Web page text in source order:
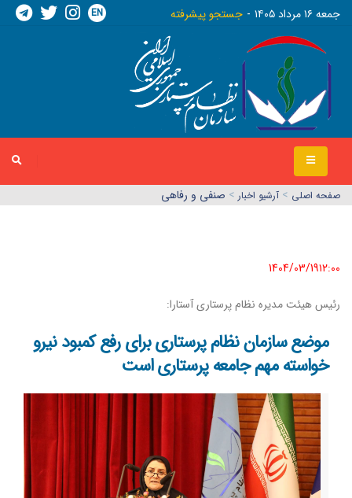
جمعه ١٦ مرداد ١٤٠٥ جستجو پیشرفته EN
صفحه اصلي > آرشیو اخبار > صنفی و رفاهی
1404/03/19١٢:٠٠
رئیس هیئت‌ مدیره نظام پرستاری آستارا:
موضع سازمان نظام پرستاری برای رفع کمبود نیرو
خواسته مهم جامعه پرستاری است